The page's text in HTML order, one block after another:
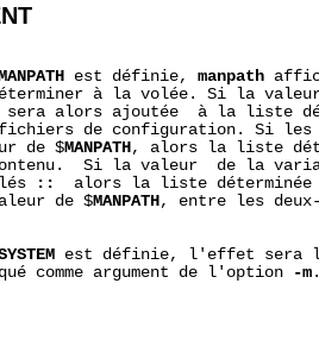
est définie, manpath
à la volée. Si la
sera alors ajoutée  à la liste
de configuration. Si
de $
MANPATH, alors la liste
Si la valeur  de la
::
alors la liste
de $
MANPATH, entre les
est définie, l'effet sera
comme argument de l'option
-m